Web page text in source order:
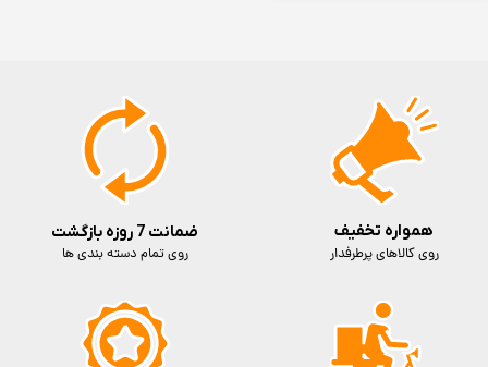
ضمانت 7 روزه بازگشت
روی تمام دسته بندی ها
همواره تخفیف
روی کالاهای پرطرفدار